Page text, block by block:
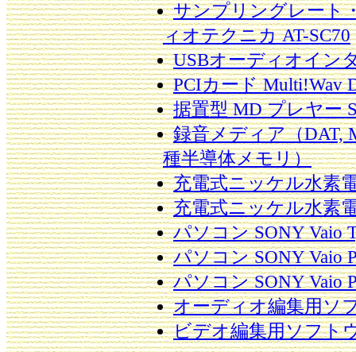
サンプリングレート
ィオテクニカ AT-SC70
USBオーディオイン
PCIカード Multi!Wav
据置型 MD プレヤー
録音メディア（DAT,
種半導体メモリ）
充電式ニッケル水素
充電式ニッケル水素
パソコン SONY Vaio
パソコン SONY Vaio
パソコン SONY Vaio
オーディオ編集用ソ
ビデオ編集用ソフト